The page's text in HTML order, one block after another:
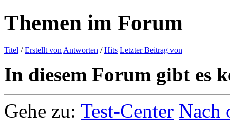
Themen im Forum
Titel /Erstellt von Antworten /Hits Letzter Beitrag von
In diesem Forum gibt es
Gehe zu: Test-Center Nach